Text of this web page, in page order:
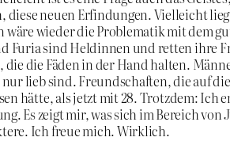
diese neuen Erfindungen. Vielleicht
wäre wieder die Problematik mit dem
Furia sind Heldinnen und retten ihre
die die Fäden in der Hand halten.
lieb sind. Freundschaften, die auf
hätte, als jetzt mit 28. Trotzdem: Ich
Es zeigt mir, was sich im Bereich
Ich freue mich. Wirklich.